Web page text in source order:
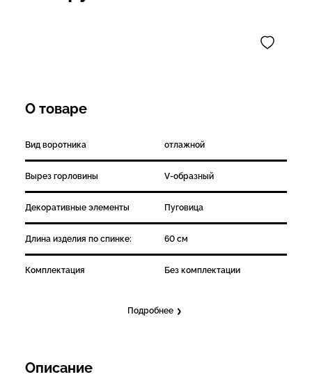
О товаре
Вид воротника отлажной
Вырез горловины V-образный
Декоративные элементы Пуговица
Длина изделия по спинке: 60 см
Комплектация Без комплектации
Подробнее
Описание